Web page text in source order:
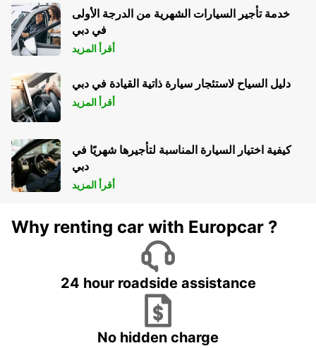
خدمة تأجير السيارات الشهرية من الدرجة الأولى
في دبي
أقرأ المزيد
دليل السياح لاستئجار سيارة ذاتية القيادة في دبي
أقرأ المزيد
كيفية اختيار السيارة المناسبة لتأجيرها شهريًا في
دبي
أقرأ المزيد
Why renting car with Europcar ?
24 hour roadside assistance
No hidden charge